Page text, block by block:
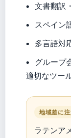
文書翻訳
スペイン
多言語対
グルー
適切なツー
地域差に
ラテンア